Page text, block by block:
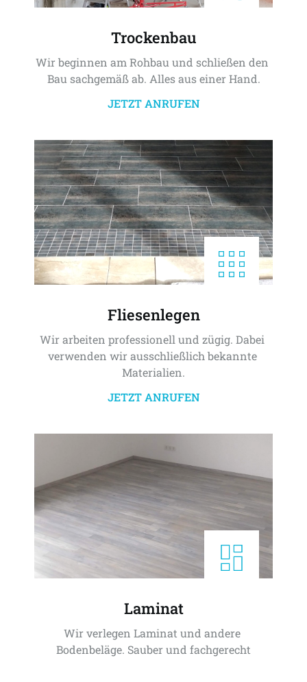
Trockenbau
Wir beginnen am Rohbau und schließen den
Bau sachgemäß ab. Alles aus einer Hand.
JETZT ANRUFEN
Fliesenlegen
Wir arbeiten professionell und zügig. Dabei
verwenden wir ausschließlich bekannte
Materialien.
JETZT ANRUFEN
Laminat
Wir verlegen Laminat und andere
Bodenbeläge. Sauber und fachgerecht